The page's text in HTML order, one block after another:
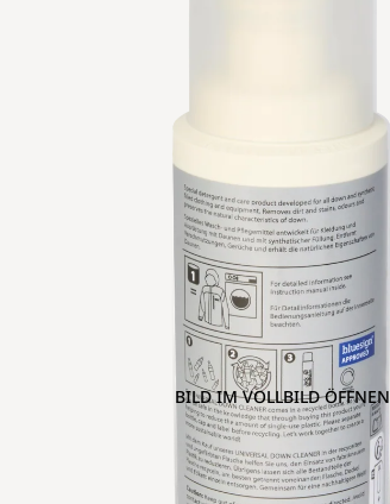
BILD IM VOLLBILD ÖFFNEN